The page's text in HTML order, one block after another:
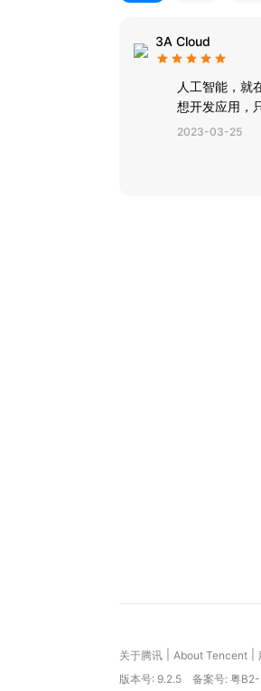
3A Cloud
人工智能，就
想开发应用，
2023-03-25
关于腾讯 About Tencent
版本号: 9.2.5 备案号: 粤